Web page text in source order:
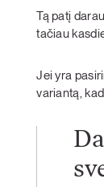
Tą patį
tačiau
Jei yra
variantą,